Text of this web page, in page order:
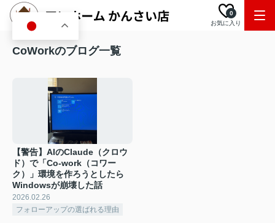
お気に入り
0
CoWorkのブログ一覧
【警告】AIのClaude（クロウ
ド）で「Co-work（コワー
ク）」環境を作ろうとしたら
Windowsが崩壊した話
2026.02.26
フォローアップの選ばれる理由